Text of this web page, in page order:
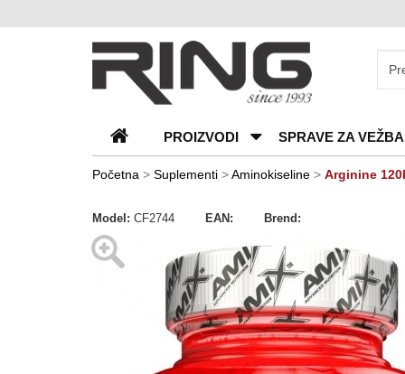
O
nama
Katalozi
Kontakt
Blog
Česta
PROIZVODI SPRAVE ZA
Početna > Suplementi >Aminokiseline > Arginine
Model: CF2744 EAN: Brend: